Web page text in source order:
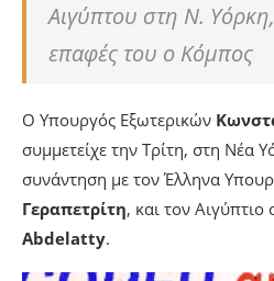
Αιγύπτου στη Ν. Υόρκη,
επαφές του ο Κόμπος
Ο Υπουργός Εξωτερικών
συμμετείχε την Τρίτη, στη Νέα
συνάντηση με τον Έλληνα
Γεραπετρίτη, και τον
Abdelatty.